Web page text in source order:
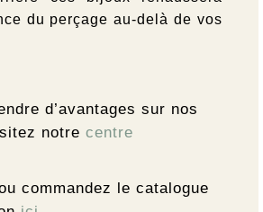
du perçage au-delà de vos
d’avantages sur nos
notre centre
commandez le catalogue